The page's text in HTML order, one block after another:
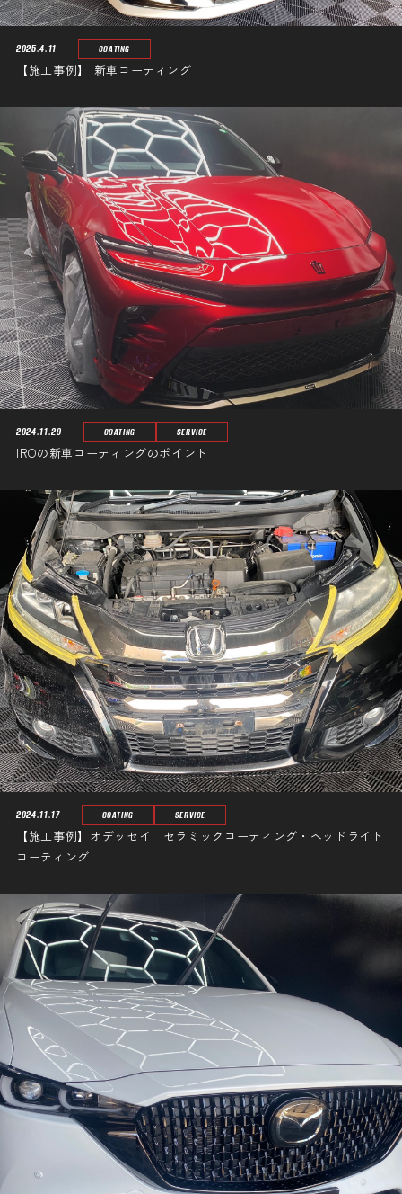
2025.4.11 COATING
【施工事例】 新車コーティング
2024.11.29 COATING SERVICE
IROの新車コーティングのポイント
2024.11.17 COATING SERVICE
【施工事例】オデッセイ セラミックコーティング・ヘッドライト
コーティング